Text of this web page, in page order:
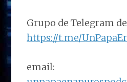
Grupo de Telegram de
https://t.me/
email: